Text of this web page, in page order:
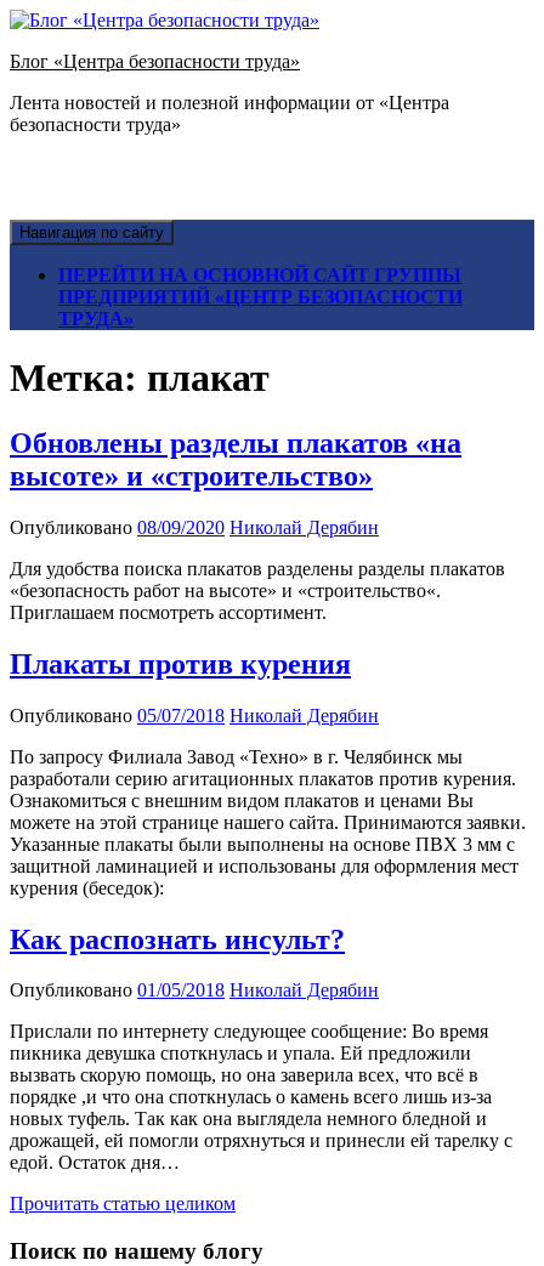
Блог «Центра безопасности труда»
Лента новостей и полезной информации от «Центра
безопасности труда»
Навигация по сайту
ПЕРЕЙТИ НА ОСНОВНОЙ САЙТ ГРУППЫ
ПРЕДПРИЯТИЙ «ЦЕНТР БЕЗОПАСНОСТИ
ТРУДА»
Метка: плакат
Обновлены разделы плакатов «на
высоте» и «строительство»
Опубликовано 08/09/2020 Николай Дерябин
Для удобства поиска плакатов разделены разделы плакатов
«безопасность работ на высоте» и «строительство«.
Приглашаем посмотреть ассортимент.
Плакаты против курения
Опубликовано 05/07/2018 Николай Дерябин
По запросу Филиала Завод «Техно» в г. Челябинск мы
разработали серию агитационных плакатов против курения.
Ознакомиться с внешним видом плакатов и ценами Вы
можете на этой странице нашего сайта. Принимаются заявки.
Указанные плакаты были выполнены на основе ПВХ 3 мм с
защитной ламинацией и использованы для оформления мест
курения (беседок):
Как распознать инсульт?
Опубликовано 01/05/2018 Николай Дерябин
Прислали по интернету следующее сообщение: Во время
пикника девушка споткнулась и упала. Ей предложили
вызвать скорую помощь, но она заверила всех, что всё в
порядке ,и что она споткнулась о камень всего лишь из-за
новых туфель. Так как она выглядела немного бледной и
дрожащей, ей помогли отряхнуться и принесли ей тарелку с
едой. Остаток дня…
Прочитать статью целиком
Поиск по нашему блогу